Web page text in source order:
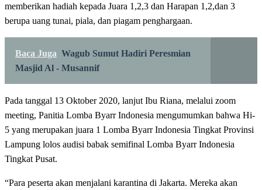
memberikan hadiah kepada Juara 1,2,3 dan Harapan 1,2,dan 3
berupa uang tunai, piala, dan piagam penghargaan.
Baca Juga Wagub Sumut Hadiri Peresmian
Masjid Al - Musannif
Pada tanggal 13 Oktober 2020, lanjut Ibu Riana, melalui zoom
meeting, Panitia Lomba Byarr Indonesia mengumumkan bahwa Hi-
5 yang merupakan juara 1 Lomba Byarr Indonesia Tingkat Provinsi
Lampung lolos audisi babak semifinal Lomba Byarr Indonesia
Tingkat Pusat.
“Para peserta akan menjalani karantina di Jakarta. Mereka akan